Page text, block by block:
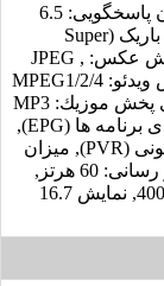
زاویه دید: 178/178 درجه, زمان پاسخگویی: 6.5
میلی‌ثانیه, طراحی قاب بسیار باریک (Super
narrow bezel), فرمت های پخش عكس: JPEG ,
BMP , PNG, فرمت های پخش ویدئو: MPEG1/2/4
, H265 , VC1 , FLV, فرمتهای پخش موزیك: MP3
, AC3, قابلیت جدول زمان بندی برنامه ها (EPG),
قابلیت ضبط برنامه‌های تلویزیونی (PVR), میزان
روشنایی: 270 نیت, نرخ به‌روز رسانی: 60 هرتز,
نسبت کنتراست داینامیک: 4000:1, نمایش 16.7